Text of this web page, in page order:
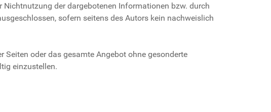
der dargebotenen Informationen bzw. durch
sofern seitens des Autors kein nachweislich
oder das gesamte Angebot ohne gesonderte
einzustellen.